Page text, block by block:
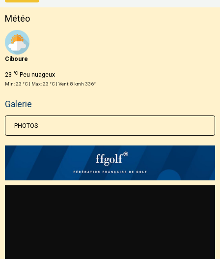
Météo
Ciboure
23 °C Peu nuageux
Min: 23 °C | Max: 23 °C | Vent: 8 kmh 336°
Galerie
PHOTOS